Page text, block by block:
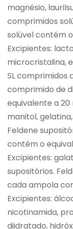
magnésio,
comprimidos
solúvel contém
Excipientes:
microcristalina,
SL comprimidos
comprimido de
equivalente a 20
manitol,
Feldene
contém o
Excipientes:
supositórios.
cada ampola
Excipientes:
nicotinamida,
diidratado,